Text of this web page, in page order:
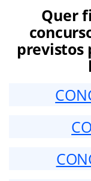
Quer
previstos